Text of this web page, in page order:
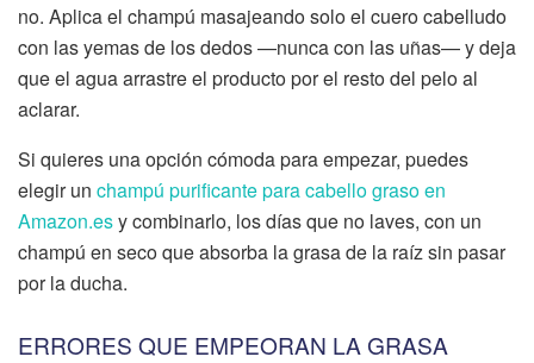
no. Aplica el champú masajeando solo el cuero cabelludo
con las yemas de los dedos —nunca con las uñas— y deja
que el agua arrastre el producto por el resto del pelo al
aclarar.
Si quieres una opción cómoda para empezar, puedes
elegir un champú purificante para cabello graso en
Amazon.esy combinarlo, los días que no laves, con un
champú en seco que absorba la grasa de la raíz sin pasar
por la ducha.
ERRORES QUE EMPEORAN LA GRASA